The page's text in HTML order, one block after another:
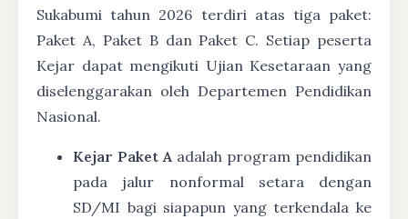
Sukabumi tahun 2026 terdiri atas tiga paket:
Paket A, Paket B dan Paket C. Setiap peserta
Kejar dapat mengikuti Ujian Kesetaraan yang
diselenggarakan oleh Departemen Pendidikan
Nasional.
Kejar Paket A adalah program pendidikan
pada jalur nonformal setara dengan
SD/MI bagi siapapun yang terkendala ke